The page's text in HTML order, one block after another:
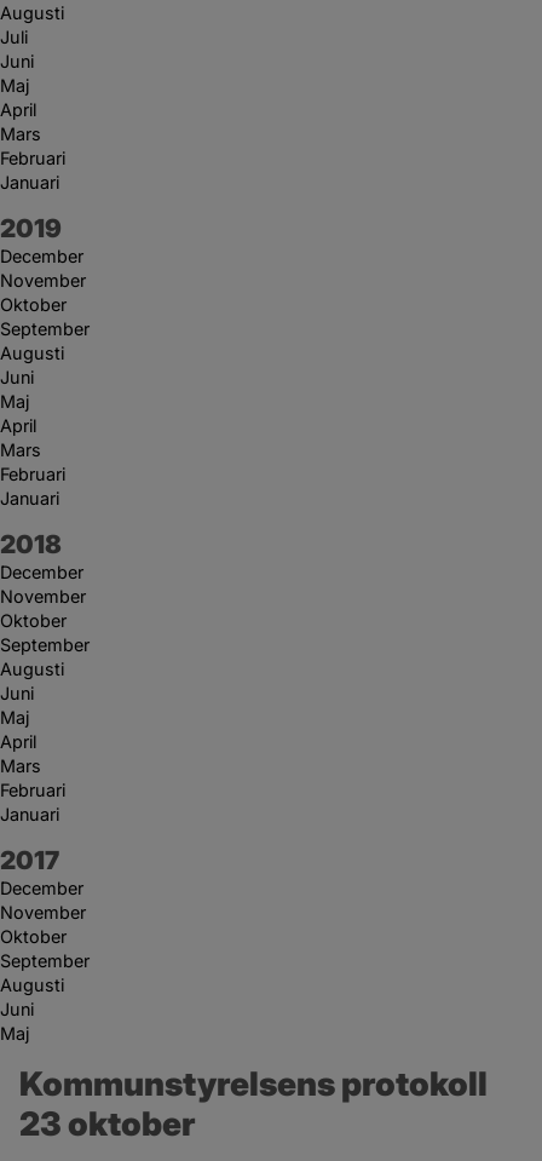
Augusti
Juli
Juni
Maj
April
Mars
Februari
Januari
År:
2019
December
November
Oktober
September
Augusti
Juni
Maj
April
Mars
Februari
Januari
År:
2018
December
November
Oktober
September
Augusti
Juni
Maj
April
Mars
Februari
Januari
År:
2017
December
November
Oktober
September
Augusti
Juni
Maj
Kommunstyrelsens protokoll
23 oktober